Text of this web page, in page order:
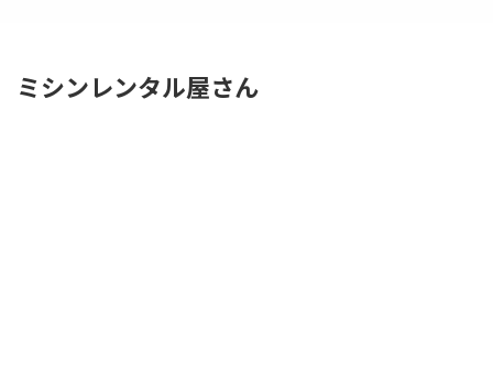
ミシンレンタル屋さん